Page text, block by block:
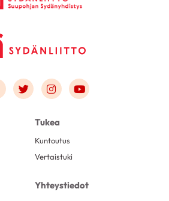
Link to facebook
Link to twitter
Link to instagram
Link to youtube
Tukea
Kuntoutus
Vertaistuki
Yhteystiedot